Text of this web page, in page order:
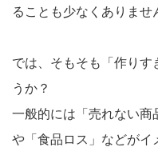
ることも少なくありませ
では、そもそも「作りす
うか？
一般的には「売れない商
や「食品ロス」などがイ